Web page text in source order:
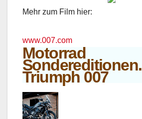
Mehr zum Film hier:
www.007.com
Motorrad
Sondereditionen.
Triumph 007